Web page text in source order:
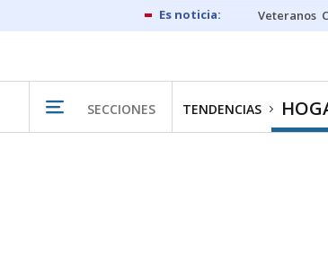
Veteranos
SECCIONES TENDENCIAS